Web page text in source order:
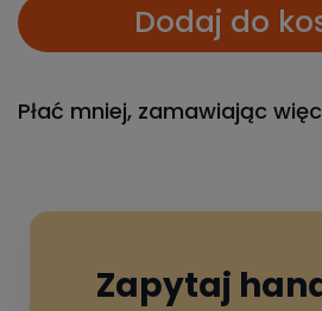
Dodaj do
Płać mniej, zamawiając
Zapytaj